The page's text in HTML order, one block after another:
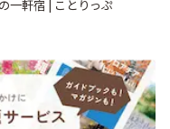
一軒宿 | ことりっぷ